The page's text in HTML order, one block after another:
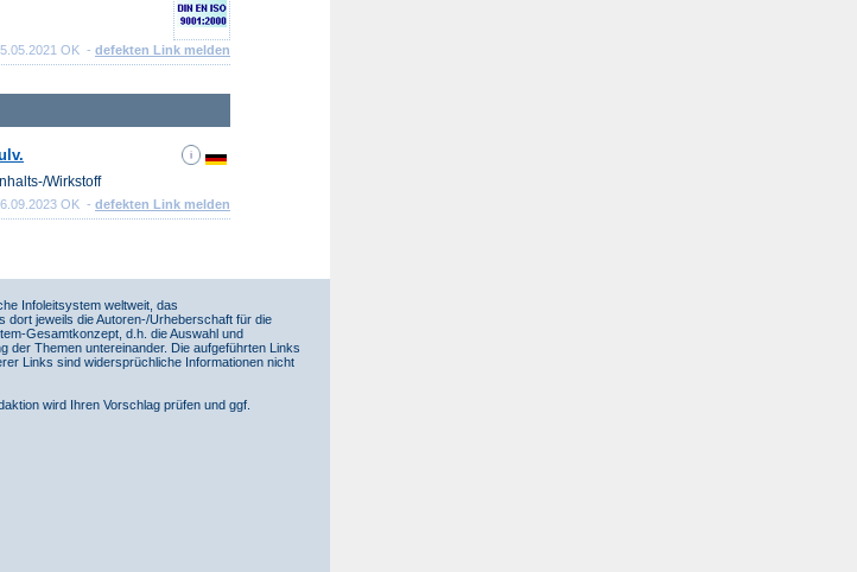
OK - defekten Link melden
Wirkstoff
OK - defekten Link melden
Infoleitsystem weltweit, das
dort jeweils die Autoren-/Urheberschaft für die
Gesamtkonzept, d.h. die Auswahl und
der Themen untereinander. Die aufgeführten Links
Links sind widersprüchliche Informationen nicht
wird Ihren Vorschlag prüfen und ggf.